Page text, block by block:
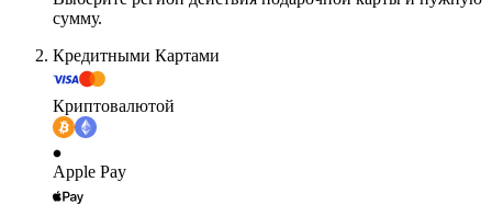
сумму.
Кредитными Картами
Криптовалютой
Apple Pay